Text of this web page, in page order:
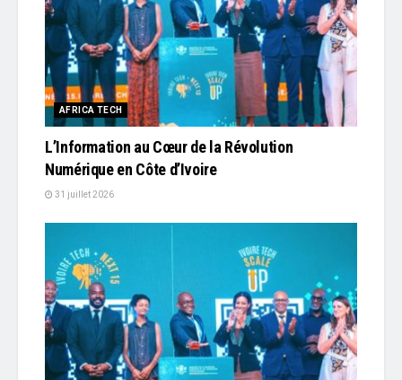
AFRICA TECH
L’Information au Cœur de la Révolution
Numérique en Côte d’Ivoire
31 juillet 2026